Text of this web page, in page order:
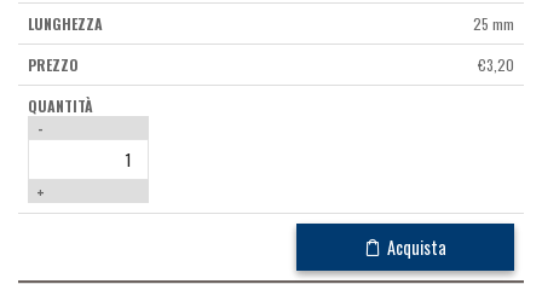
25 mm
€3,20
-
+
Acquista